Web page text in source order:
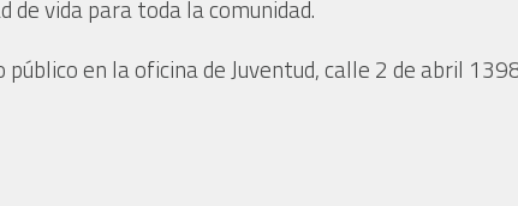
de vida para toda la comunidad.
en la oficina de Juventud, calle 2 de abril